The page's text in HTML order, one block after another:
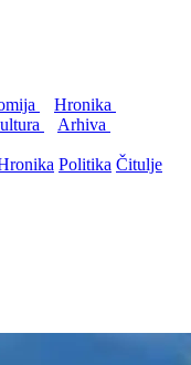
Hronika
Arhiva
Politika Čitulje